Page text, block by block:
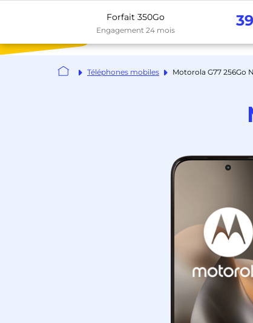
Forfaits Téléphones
Forfait 350Go
Engagement 24 mois
39
Téléphones mobiles Motorola G77 256Go